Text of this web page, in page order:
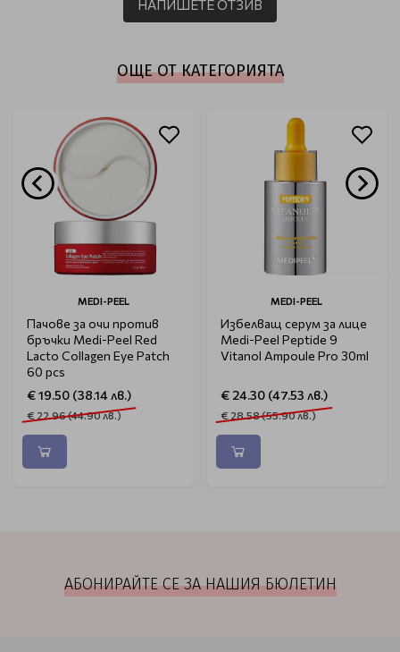
НАПИШЕТЕ ОТЗИВ
ОЩЕ ОТ КАТЕГОРИЯТА
MEDI-PEEL
Пачове за очи против
бръчки Medi-Peel Red
Lacto Collagen Eye Patch
60 pcs
€ 19.50 (38.14 лв.)
€ 22.96 (44.90 лв.)
MEDI-PEEL
Избелващ серум за лице
Medi-Peel Peptide 9
Vitanol Ampoule Pro 30ml
€ 24.30 (47.53 лв.)
€ 28.58 (55.90 лв.)
АБОНИРАЙТЕ СЕ ЗА НАШИЯ БЮЛЕТИН